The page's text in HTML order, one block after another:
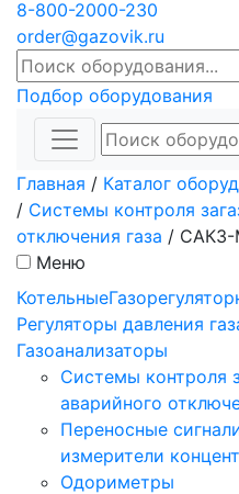
8-800-2000-230
order@gazovik.ru
Подбор оборудования
Главная / Каталог
/ Системы контроля
отключения газа / САКЗ-
Меню
Котельные
Регуляторы давления
Газоанализаторы
Системы контроля
аварийного
Переносные
измерители
Одориметры